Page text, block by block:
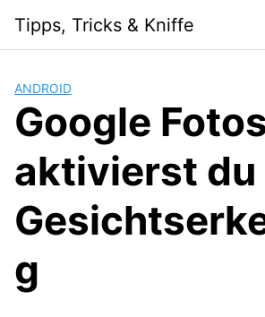
i
Tipps, Tricks & Kniffe
ANDROID
Google
aktivierst du
g